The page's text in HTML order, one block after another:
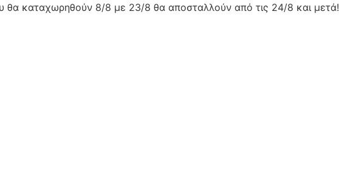
θα καταχωρηθούν 8/8 με 23/8 θα αποσταλλούν από τις 24/8 και μετά!